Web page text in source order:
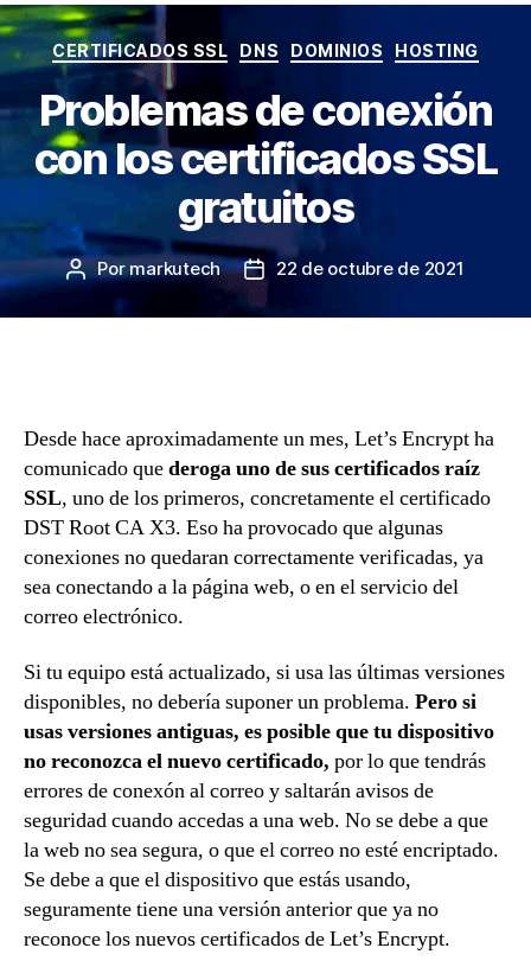
Categorías
CERTIFICADOS SSL DNS DOMINIOS HOSTING
Problemas de conexión
con los certificados SSL
gratuitos
Autor
de
la
Pormarkutech
Fecha
de
la
22 de octubre de 2021
Desde hace aproximadamente un mes, Let’s Encrypt ha
comunicado quederoga uno de sus certificados raíz
SSL, uno de los primeros, concretamente el certificado
DST Root CA X3. Eso ha provocado que algunas
conexiones no quedaran correctamente verificadas, ya
sea conectando a la página web, o en el servicio del
correo electrónico.
Si tu equipo está actualizado, si usa las últimas versiones
disponibles, no debería suponer un problema. Pero si
usas versiones antiguas, es posible que tu dispositivo
no reconozca el nuevo certificado, por lo que tendrás
errores de conexón al correo y saltarán avisos de
seguridad cuando accedas a una web. No se debe a que
la web no sea segura, o que el correo no esté encriptado.
Se debe a que el dispositivo que estás usando,
seguramente tiene una versión anterior que ya no
reconoce los nuevos certificados de Let’s Encrypt.